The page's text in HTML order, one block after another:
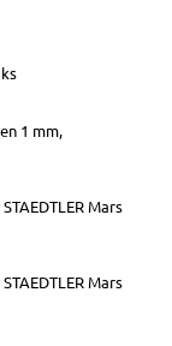
1 mm,
Mars
Mars